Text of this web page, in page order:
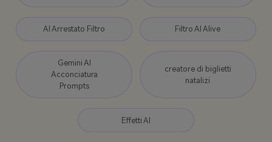
AI Arrestato Filtro Filtro AI Alive
Gemini AI
Acconciatura
Prompts
creatore di biglietti
natalizi
Effetti AI